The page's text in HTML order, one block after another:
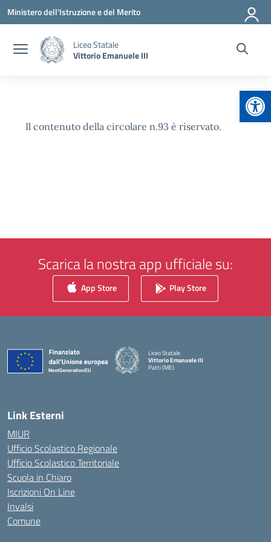
Vai ai contenuti
Vai al menu di navigazione
Vai al footer
Ministero dell'Istruzione e del Merito
Liceo Statale
Vittorio Emanuele III
Il contenuto della circolare n.93 è riservato.
Scarica la nostra app ufficiale su:
App Store Play Store
Liceo Statale
Vittorio Emanuele III
Patti (ME)
Link Esterni
MIUR
Ufficio Scolastico Regionale
Ufficio Scolastico Territoriale
Scuola in Chiaro
Iscrizioni On Line
Invalsi
Comune